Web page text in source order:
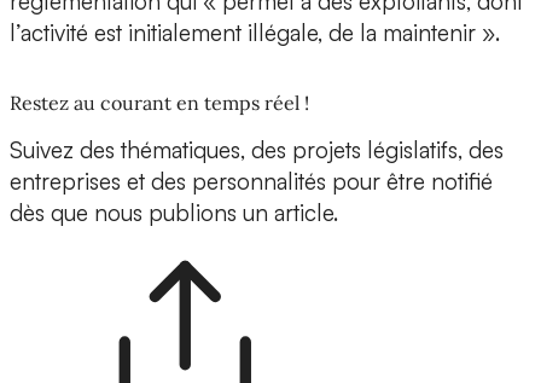
l’activité est initialement illégale, de la maintenir ».
Restez au courant en temps réel !
Suivez des thématiques, des projets législatifs, des
entreprises et des personnalités pour être notifié
dès que nous publions un article.